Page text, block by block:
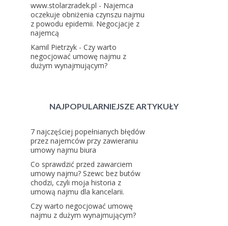
www.stolarzradek.pl - Najemca
oczekuje obniżenia czynszu najmu
z powodu epidemii. Negocjacje z
najemcą
Kamil Pietrzyk - Czy warto
negocjować umowę najmu z
dużym wynajmującym?
NAJPOPULARNIEJSZE ARTYKUŁY
7 najczęściej popełnianych błędów
przez najemców przy zawieraniu
umowy najmu biura
Co sprawdzić przed zawarciem
umowy najmu? Szewc bez butów
chodzi, czyli moja historia z
umową najmu dla kancelarii.
Czy warto negocjować umowę
najmu z dużym wynajmującym?